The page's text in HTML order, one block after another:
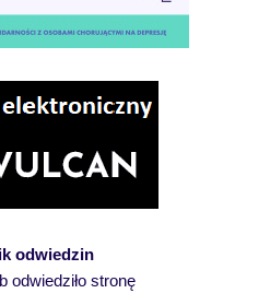
odwiedzin
odwiedziło stronę